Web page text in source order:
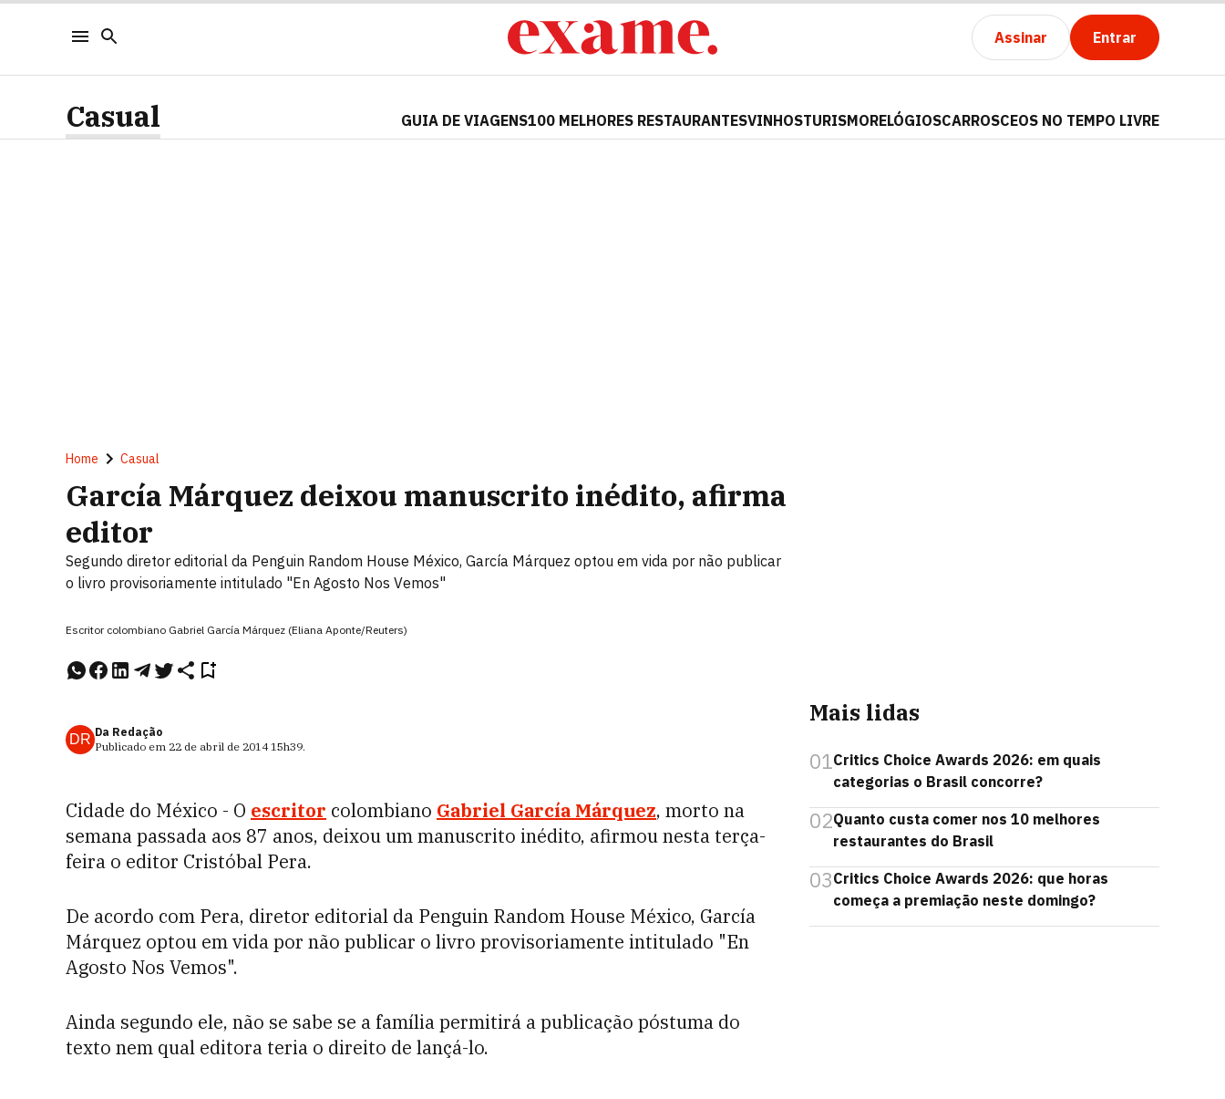
Assinar Entrar
Casual GUIA DE VIAGENS100 MELHORES RESTAURANTESVINHOSTURISMORELÓGIOSCARROSCEOS NO TEMPO LIVRE
Home Casual
García Márquez deixou manuscrito inédito, afirma
editor
Segundo diretor editorial da Penguin Random House México, García Márquez optou em vida por não publicar
o livro provisoriamente intitulado "En Agosto Nos Vemos"
Escritor colombiano Gabriel García Márquez (Eliana Aponte/Reuters)
DR Da Redação
Publicado em 22 de abril de 2014 15h39.
Cidade do México - O escritor colombiano Gabriel García Márquez, morto na
semana passada aos 87 anos, deixou um manuscrito inédito, afirmou nesta terça-
feira o editor Cristóbal Pera.
De acordo com Pera, diretor editorial da Penguin Random House México, García
Márquez optou em vida por não publicar o livro provisoriamente intitulado "En
Agosto Nos Vemos".
Ainda segundo ele, não se sabe se a família permitirá a publicação póstuma do
texto nem qual editora teria o direito de lançá-lo.
Mais lidas
01Critics Choice Awards 2026: em quais
categorias o Brasil concorre?
02Quanto custa comer nos 10 melhores
restaurantes do Brasil
03Critics Choice Awards 2026: que horas
começa a premiação neste domingo?